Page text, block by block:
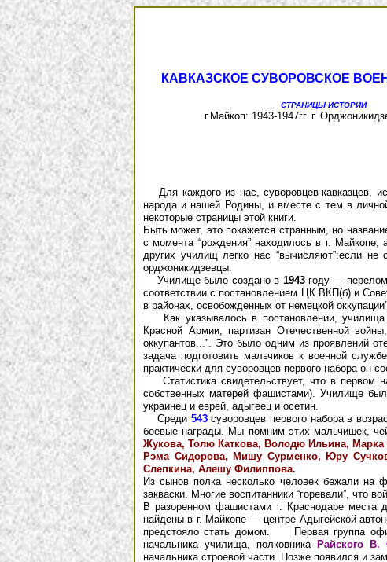
КАВКАЗСКОЕ СУВОРОВСКОЕ
СТРАНИЦЫ ИСТОРИИ
г.Майкоп: 1943-1947гг. г.
Для каждого из нас, суворовцев-кавказцев,
народа и нашей Родины, и вместе с тем в
некоторые страницы этой книги.
Быть может, это покажется странным, но
с момента “рождения” находилось в г.
других училищ легко нас “вычисляют”:если не
орджоникидзевцы.
Училище было создано в 1943году —
соответствии с постановлением ЦК ВКП(б) и
в районах, освобожденных от немецкой
Как указывалось в постановлении, училища
Красной Армии, партизан Отечественной
оккупантов...”. Это было одним из проявлений
задача подготовить мальчиков к военной
практически для суворовцев первого набора он
Статистика свидетельствует, что в первом
собственных матерей фашистами). Училище
украинец и еврей, адыгеец и осетин.
Среди 543суворовцев первого набора в
боевые награды. Мы помним этих мальчишек,
Жукова, Толю Каткова, Володю Ильина,
Рэма Сидорова, Мишу Сурменко, Юру
Слепкина, Алешу Филиппова.
Из сынов полка несколько человек бежали
закваски. Многие воспитанники “горевали”, что
В разоренном фашистами г. Краснодаре места
найдены в г. Майкопе — центре Адыгейской
предстояло стать домом. Первая группа
начальника училища, полковника Райского В.
начальника строевой части. Позже появился и